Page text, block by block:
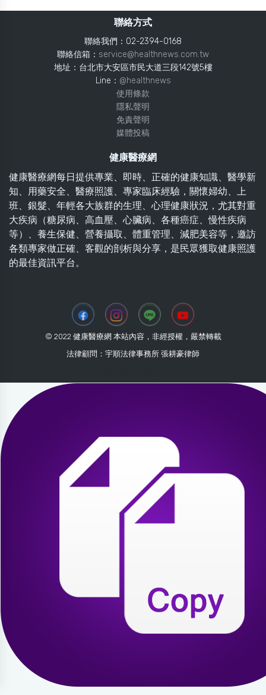
聯絡方式
聯絡我們：02-2394-0168
聯絡信箱： service@healthnews.com.tw
地址：台北市大安區市民大道三段142號5樓
Line： @healthnews
使用條款
隱私聲明
免責聲明
媒體投稿
健康醫療網
健康醫療網每日提供專業、即時、正確的健康知識、醫學新
知、用藥安全、醫療照護、專家臨床經驗，關懷婦幼、上
班、銀髮、年輕各大族群的生理、心理健康狀況，尤其對重
大疾病（糖尿病、高血壓、心臟病、各種癌症、慢性疾病
等）、養生保健、營養攝取、體重管理、減肥美容等，邀訪
各類專家做正確、客觀的剖析與分享，是民眾獲取健康照護
的最佳資訊平台。
© 2022 健康醫療網 本站內容，非經授權，嚴禁轉載
法律顧問：宇順法律事務所 張耕豪律師